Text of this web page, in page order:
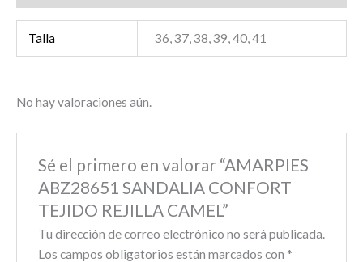
Talla 36, 37, 38, 39, 40, 41
No hay valoraciones aún.
Sé el primero en valorar “AMARPIES
ABZ28651 SANDALIA CONFORT
TEJIDO REJILLA CAMEL”
Tu dirección de correo electrónico no será publicada.
Los campos obligatorios están marcados con *